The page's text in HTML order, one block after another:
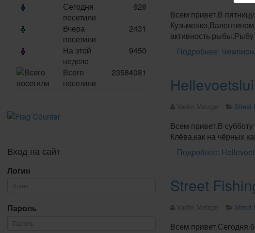
Всем привет.В
активность
Подробнее:
Vadim Metzger Street
Всем привет.В
Клёва,как на чёрных
Подробнее:
Street
Vadim Metzger Street
Всем привет.Сегодня
Сегодня
посетили
628
Вчера
посетили
2431
На этой
неделе
9450
Всего
посетили
23584081
Вход на сайт
Логин
Пароль